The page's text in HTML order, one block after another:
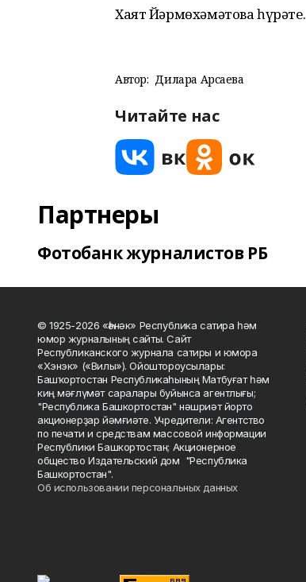
Хаят Йәрмөхәмәтова һүрәте.
Автор: Дилара Арсаева
Читайте нас
Партнеры
Фотобанк журналистов РБ
© 1925-2026 «Һәнәк» Республика сатира һәм
юмор журналының сайты. Сайт
Республиканского журнала сатиры и юмора
«Хэнэк» («Вилы»). Ойоштороусылары:
Башҡортостан Республикаһының Матбуғат һәм
киң мәғлүмәт саралары буйынса агентлығы;
"Республика Башкортостан" нәшриәт йорто
акционерҙар йәмғиәте. Учредители: Агентство
по печати и средствам массовой информации
Республики Башкортостан; Акционерное
общество Издательский дом "Республика
Башкортостан".
Об использовании персональных данных